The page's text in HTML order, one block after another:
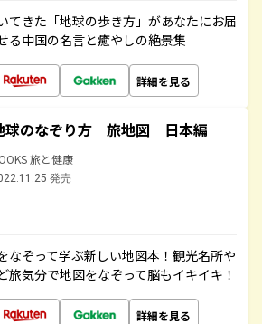
てきた「地球の歩き方」があなたにお届
る中国の名言と癒やしの絶景集
詳細を見る
球のなぞり方 旅地図 日本編
旅と健康
発売
なぞって学ぶ新しい地図本！観光名所や
旅気分で地図をなぞって脳もイキイキ！
詳細を見る